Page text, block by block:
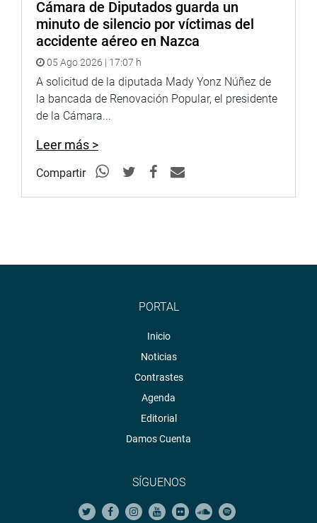
Cámara de Diputados guarda un
minuto de silencio por víctimas del
accidente aéreo en Nazca
05 Ago 2026 | 17:07 h
A solicitud de la diputada Mady Yonz Núñez de
la bancada de Renovación Popular, el presidente
de la Cámara...
Leer más >
Compartir
PORTAL
Inicio
Noticias
Contrastes
Agenda
Editorial
Damos Cuenta
SÍGUENOS